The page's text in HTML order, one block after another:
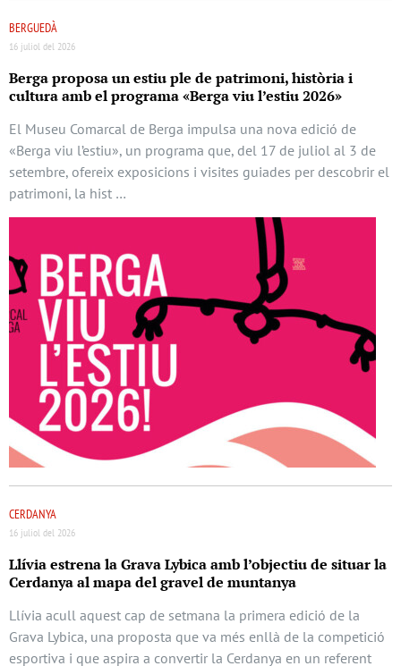
BERGUEDÀ
16 juliol del 2026
Berga proposa un estiu ple de patrimoni, història i
cultura amb el programa «Berga viu l’estiu 2026»
El Museu Comarcal de Berga impulsa una nova edició de
«Berga viu l’estiu», un programa que, del 17 de juliol al 3 de
setembre, ofereix exposicions i visites guiades per descobrir el
patrimoni, la hist …
CERDANYA
16 juliol del 2026
Llívia estrena la Grava Lybica amb l’objectiu de situar la
Cerdanya al mapa del gravel de muntanya
Llívia acull aquest cap de setmana la primera edició de la
Grava Lybica, una proposta que va més enllà de la competició
esportiva i que aspira a convertir la Cerdanya en un referent